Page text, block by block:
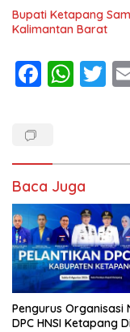
Bupati Ketapang
Kalimantan Barat
F
ac
o
o
k
W
h
A
p
p
T
w
Baca Juga
Pengurus Organisasi
DPC HNSI Ketapang